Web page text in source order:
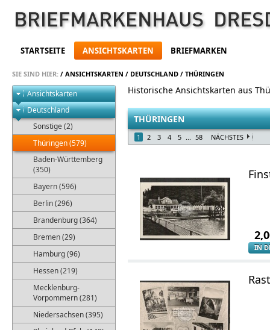
STARTSEITE ANSICHTSKARTEN BRIEFMARKEN
SIE SIND HIER: / ANSICHTSKARTEN / DEUTSCHLAND / THÜRINGEN
Ansichtskarten
Deutschland
Sonstige (2)
Thüringen (579)
Baden-Württemberg
(350)
Bayern (596)
Berlin (296)
Brandenburg (364)
Bremen (29)
Hamburg (96)
Hessen (219)
Mecklenburg-
Vorpommern (281)
Niedersachsen (395)
Historische Ansichtskarten aus
THÜRINGEN
1 2 3 4 5 ... 58 NÄCHSTES
IN